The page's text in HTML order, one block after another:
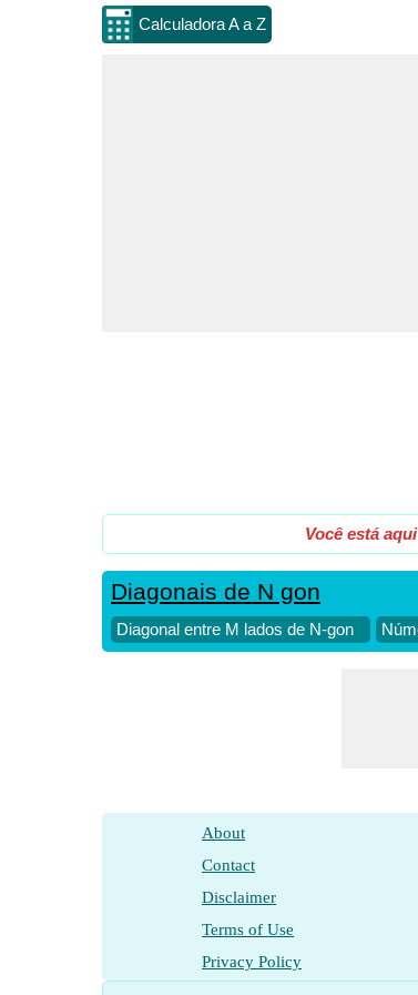
Calculadora A a Z
Você está aqui
Diagonais de N gon
Diagonal entre M lados de N-gon
About
Contact
Disclaimer
Terms of Use
Privacy Policy